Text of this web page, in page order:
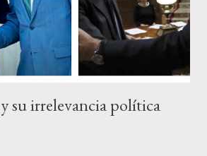
de una plaza pública y allí sentaron
no,...
su irrelevancia política